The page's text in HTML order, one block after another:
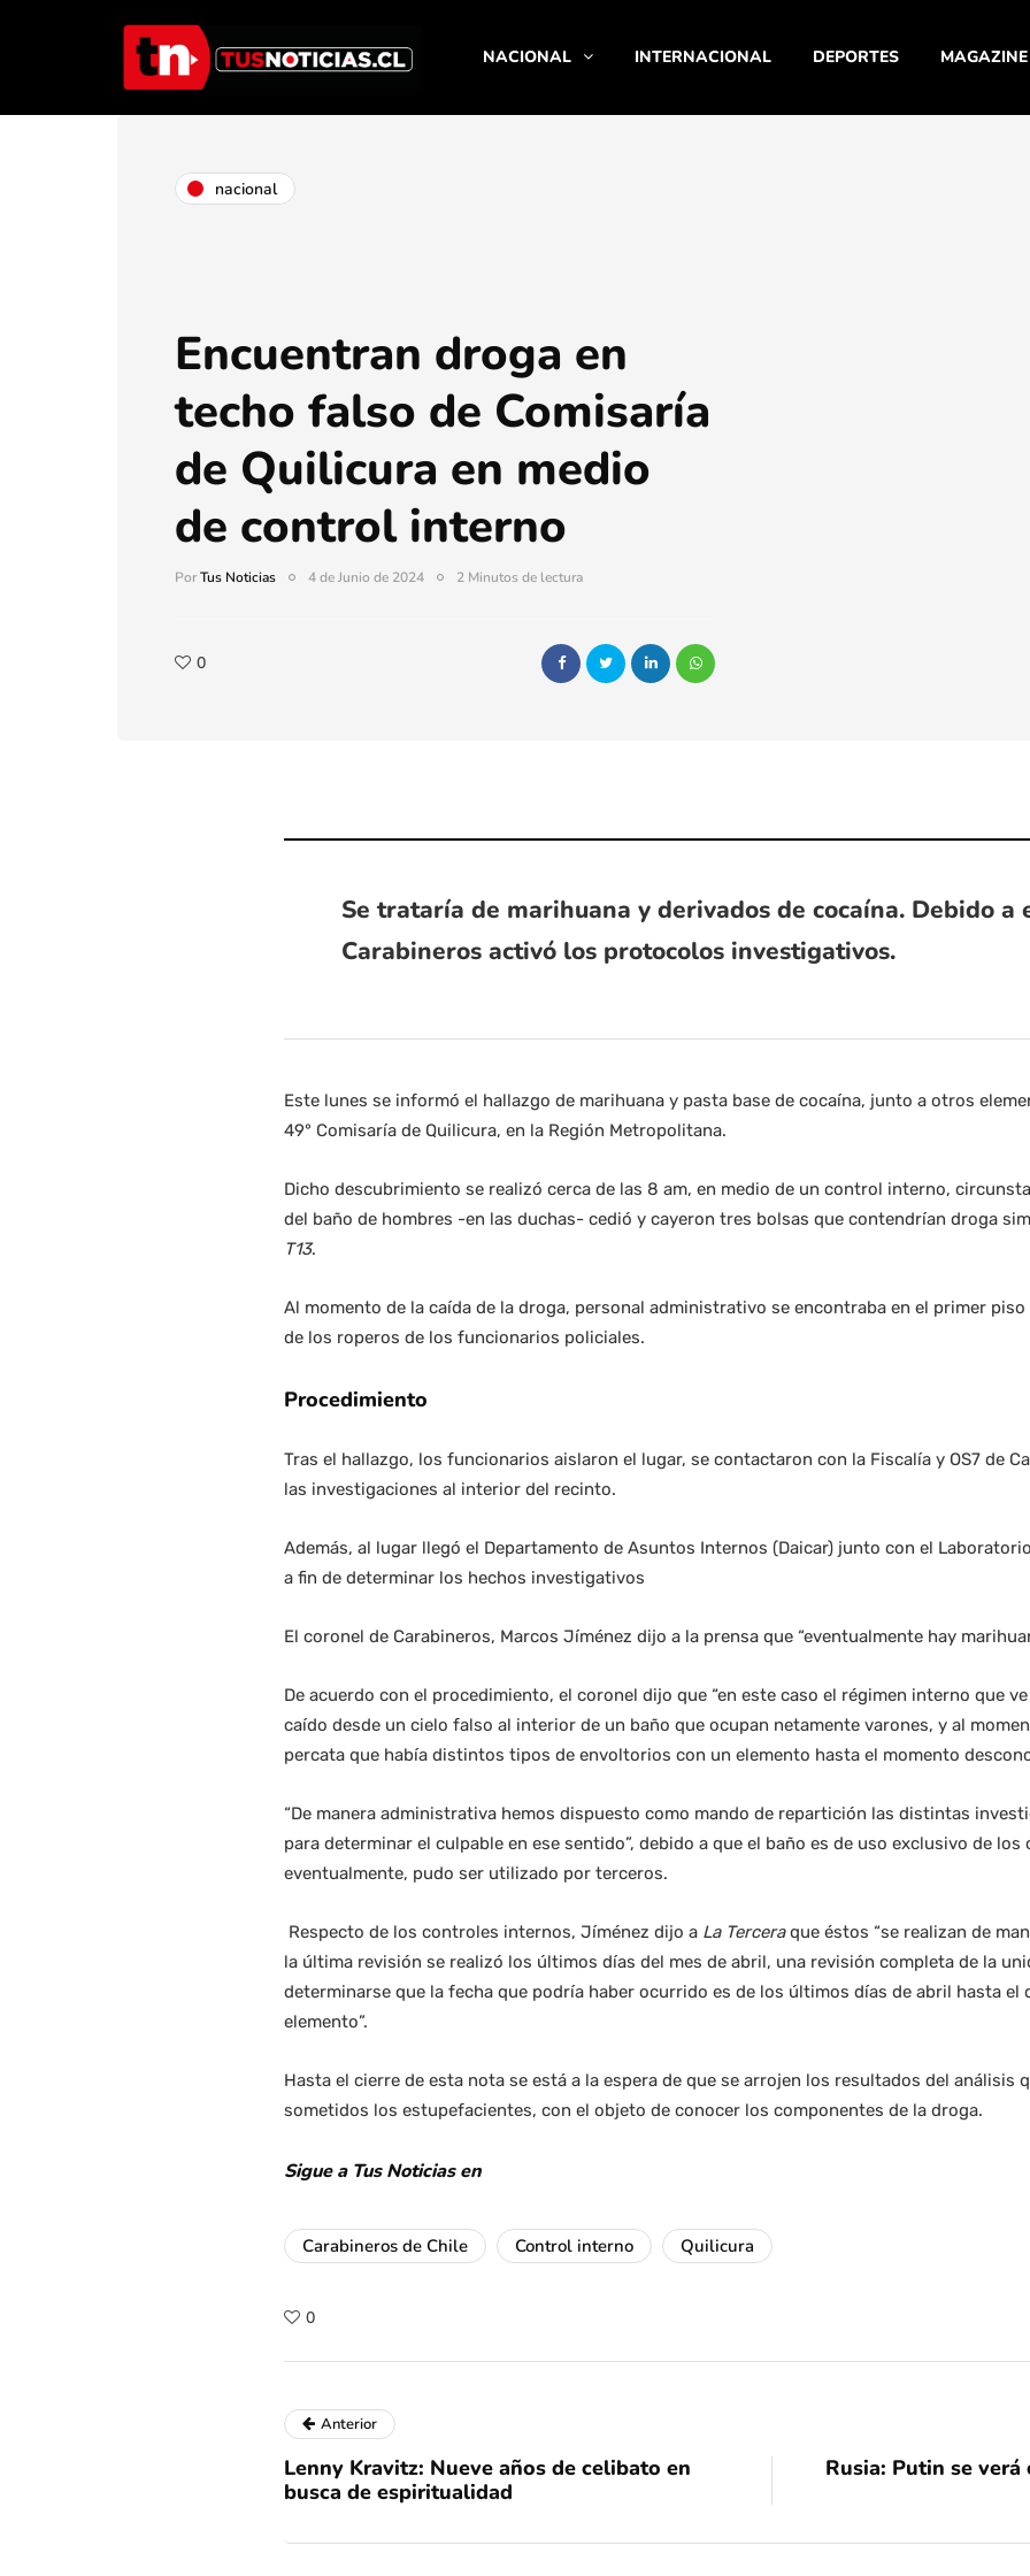
NACIONAL INTERNACIONAL DEPORTES MAGAZINE
nacional
Encuentran droga en
techo falso de Comisaría
de Quilicura en medio
de control interno
PorTus Noticias 4 de Junio de 2024 2 Minutos de lectura
0
Se trataría de marihuana y derivados de cocaína. Debido a
Carabineros activó los protocolos investigativos.
Este lunes se informó el hallazgo de marihuana y pasta base de cocaína, junto a otros
49° Comisaría de Quilicura, en la Región Metropolitana.
Dicho descubrimiento se realizó cerca de las 8 am, en medio de un control interno,
del baño de hombres -en las duchas- cedió y cayeron tres bolsas que contendrían droga
T13.
Al momento de la caída de la droga, personal administrativo se encontraba en el primer
de los roperos de los funcionarios policiales.
Procedimiento
Tras el hallazgo, los funcionarios aislaron el lugar, se contactaron con la Fiscalía y OS7 de
las investigaciones al interior del recinto.
Además, al lugar llegó el Departamento de Asuntos Internos (Daicar) junto con el
a fin de determinar los hechos investigativos
El coronel de Carabineros, Marcos Jíménez dijo a la prensa que “eventualmente hay
De acuerdo con el procedimiento, el coronel dijo que “en este caso el régimen interno que
caído desde un cielo falso al interior de un baño que ocupan netamente varones, y al
percata que había distintos tipos de envoltorios con un elemento hasta el momento
“De manera administrativa hemos dispuesto como mando de repartición las distintas
para determinar el culpable en ese sentido”, debido a que el baño es de uso exclusivo de los
eventualmente, pudo ser utilizado por terceros.
Respecto de los controles internos, Jíménez dijo a La Terceraque éstos “se realizan de
la última revisión se realizó los últimos días del mes de abril, una revisión completa de la
determinarse que la fecha que podría haber ocurrido es de los últimos días de abril hasta el
elemento”.
Hasta el cierre de esta nota se está a la espera de que se arrojen los resultados del análisis
sometidos los estupefacientes, con el objeto de conocer los componentes de la droga.
Sigue a Tus Noticias en
Carabineros de Chile Control interno Quilicura
0
Anterior
Lenny Kravitz: Nueve años de celibato en
busca de espiritualidad
Rusia: Putin se